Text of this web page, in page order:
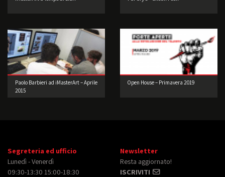
Paolo Barbieri ad iMasterArt – Aprile
2015
Open House – Primavera 2019
Segreteria ed ufficio
Lunedì - Venerdì
09:30-13:30 15:00-18:30
Newsletter
Resta aggiornato!
ISCRIVITI